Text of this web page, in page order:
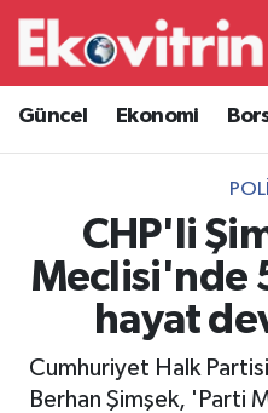
Güncel Ekonomi
CHP'li
Meclisi'nde
hayat
Cumhuriyet Halk
Berhan Şimşek, 'Parti
Güncel
Ekonomi
Borsa Haberleri
İş Dünyası
Lojistik
Otovitrin
Hava Durumu
Trafik Durumu
Süper Lig Puan
Tüm Manşetler
Son Dakika Haberleri
Haber Arşivi